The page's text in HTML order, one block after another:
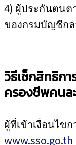
4) ผู้ประกันตนต
ของกรมบัญชีกล
วิธีเช็กสิทธิก
ครองชีพคนล
ผู้ที่เข้าเงื่อนไข
www.sso.go.th